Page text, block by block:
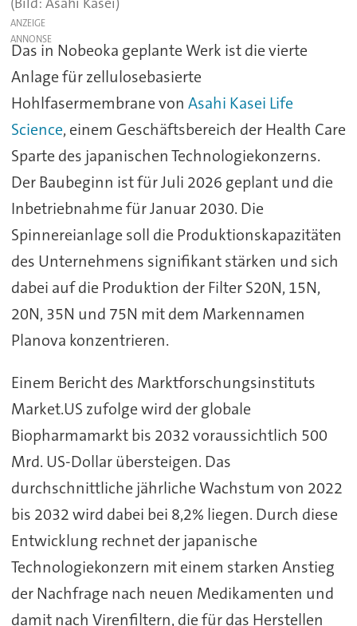
ANZEIGE
Das in Nobeoka geplante Werk ist die vierte
Anlage für zellulosebasierte
Hohlfasermembrane von Asahi Kasei Life
Science, einem Geschäftsbereich der Health Care
Sparte des japanischen Technologiekonzerns.
Der Baubeginn ist für Juli 2026 geplant und die
Inbetriebnahme für Januar 2030. Die
Spinnereianlage soll die Produktionskapazitäten
des Unternehmens signifikant stärken und sich
dabei auf die Produktion der Filter S20N, 15N,
20N, 35N und 75N mit dem Markennamen
Planova konzentrieren.
Einem Bericht des Marktforschungsinstituts
Market.US zufolge wird der globale
Biopharmamarkt bis 2032 voraussichtlich 500
Mrd. US-Dollar übersteigen. Das
durchschnittliche jährliche Wachstum von 2022
bis 2032 wird dabei bei 8,2% liegen. Durch diese
Entwicklung rechnet der japanische
Technologiekonzern mit einem starken Anstieg
der Nachfrage nach neuen Medikamenten und
damit nach Virenfiltern, die für das Herstellen